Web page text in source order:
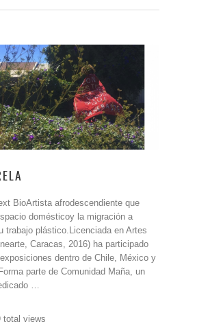
BioArtista afrodescendiente que
domésticoy la migración a
trabajo plástico.Licenciada en Artes
Caracas, 2016) ha participado
dentro de Chile, México y
parte de Comunidad Maña, un
…
total views